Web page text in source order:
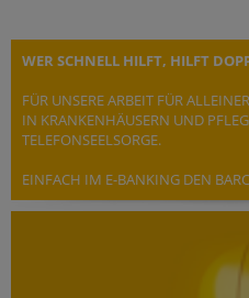
WER SCHNELL HILFT, HILFT
FÜR UNSERE ARBEIT FÜR
IN KRANKENHÄUSERN UND
TELEFONSEELSORGE.
EINFACH IM E-BANKING DEN